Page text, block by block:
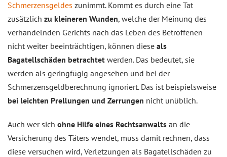
Schmerzensgeldes zunimmt. Kommt es durch eine Tat
zusätzlich zu kleineren Wunden, welche der Meinung des
verhandelnden Gerichts nach das Leben des Betroffenen
nicht weiter beeinträchtigen, können diese als
Bagatellschäden betrachtet werden. Das bedeutet, sie
werden als geringfügig angesehen und bei der
Schmerzensgeldberechnung ignoriert. Das ist beispielsweise
bei leichten Prellungen und Zerrungen nicht unüblich.
Auch wer sich ohne Hilfe eines Rechtsanwalts an die
Versicherung des Täters wendet, muss damit rechnen, dass
diese versuchen wird, Verletzungen als Bagatellschäden zu